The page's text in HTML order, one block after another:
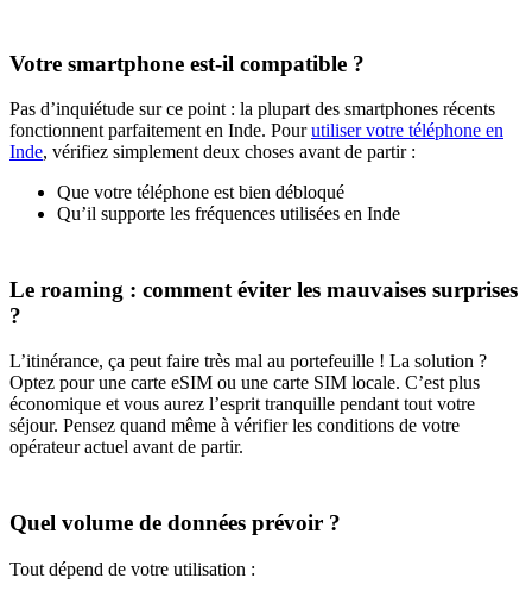
Votre smartphone est-il compatible ?
Pas d’inquiétude sur ce point : la plupart des smartphones récents
fonctionnent parfaitement en Inde. Pourutiliser votre téléphone en
Inde, vérifiez simplement deux choses avant de partir :
Que votre téléphone est bien débloqué
Qu’il supporte les fréquences utilisées en Inde
Le roaming : comment éviter les mauvaises surprises
?
L’itinérance, ça peut faire très mal au portefeuille ! La solution ?
Optez pour une carte eSIM ou une carte SIM locale. C’est plus
économique et vous aurez l’esprit tranquille pendant tout votre
séjour. Pensez quand même à vérifier les conditions de votre
opérateur actuel avant de partir.
Quel volume de données prévoir ?
Tout dépend de votre utilisation :